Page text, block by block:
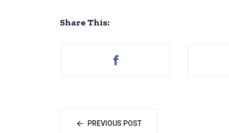
Share This:
PREVIOUS POST